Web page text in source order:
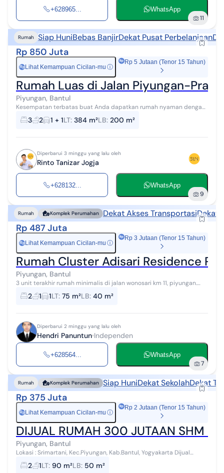
+628965... WhatsApp
11
Rumah Siap HuniBebas BanjirDekat Pusat Perbelanjaan
Rp 850 Juta
Rp Lihat Kemampuan Cicilan-mu ⓘ
Rp 5 Jutaan (Tenor 15 Tahun)
Rumah Luas di Jalan Piyungan-
Piyungan, Bantul
Kesempatan terbatas buat Anda dapatkan rumah nyaman dengan
return investasi tinggi di Piyungan, Bantul. Rumah ini menawarkan
kelengkapan fasilitas...
3 2 1 + 1LT: 384 m²LB: 200 m²
Diperbarui 3 minggu yang lalu oleh
Rinto Tanizar Jogja
+628132... WhatsApp
9
Rumah Komplek Perumahan Dekat Akses TransportasiDekat
Rp 487 Juta
Rp Lihat Kemampuan Cicilan-mu ⓘ
Rp 3 Jutaan (Tenor 15 Tahun)
Rumah Cluster Adisari Residence
Piyungan, Bantul
3 unit terakhir rumah minimalis di jalan wonosari km 11, piyungan.
Spesifikasi bangunan: - Luas tanah 73 m2 - Luas bangunan 40m2 -
SHM - 2 Kamar T...
2 1 1LT: 75 m²LB: 40 m²
Diperbarui 2 minggu yang lalu oleh
Hendri Panuntun Independen
+628564... WhatsApp
7
Rumah Komplek Perumahan Siap HuniDekat SekolahDekat
Rp 375 Juta
Rp Lihat Kemampuan Cicilan-mu ⓘ
Rp 2 Jutaan (Tenor 15 Tahun)
DIJUAL RUMAH 300 JUTAAN SHM &
Piyungan, Bantul
Lokasi : Srimartani, Kec.Piyungan, Kab.Bantul, Yogyakarta Dijual
rumah murah, siap huni, SHM 300 jutaan dan berada di dalam
perumahan di Srimartan...
2 1LT: 90 m²LB: 50 m²